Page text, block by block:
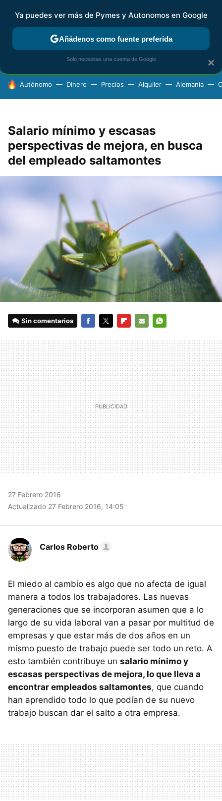
FISCALIDAD Y CONTABILIDAD KIT DIGITAL RENTA
HOY SE HABLA DE
Autónomo Dinero Precios Alquiler Alemania
Salario mínimo y escasas
perspectivas de mejora, en busca
del empleado saltamontes
Sin comentarios
MAIL
27 Febrero 2016
Actualizado 27 Febrero 2016, 14:05
Carlos Roberto
El miedo al cambio es algo que no afecta de igual
manera a todos los trabajadores. Las nuevas
generaciones que se incorporan asumen que a lo
largo de su vida laboral van a pasar por multitud de
empresas y que estar más de dos años en un
mismo puesto de trabajo puede ser todo un reto. A
esto también contribuye un salario mínimo y
escasas perspectivas de mejora, lo que lleva a
encontrar empleados saltamontes, que cuando
han aprendido todo lo que podían de su nuevo
trabajo buscan dar el salto a otra empresa.
×
Ya puedes ver más de Pymes y Autonomos en Google
Añádenos como fuente preferida
Solo necesitas una cuenta de Google